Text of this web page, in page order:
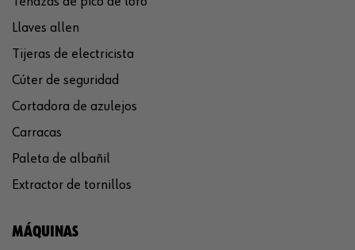
Llaves allen
Tijeras de electricista
Cúter de seguridad
Cortadora de azulejos
Carracas
Paleta de albañil
Extractor de tornillos
MÁQUINAS